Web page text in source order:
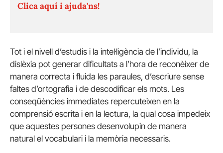
Clica aquí i ajuda'ns!
Tot i el nivell d’estudis i la intel·ligència de l’individu, la
dislèxia pot generar dificultats a l’hora de reconèixer de
manera correcta i fluida les paraules, d’escriure sense
faltes d’ortografia i de descodificar els mots. Les
conseqüències immediates repercuteixen en la
comprensió escrita i en la lectura, la qual cosa impedeix
que aquestes persones desenvolupin de manera
natural el vocabulari i la memòria necessaris.